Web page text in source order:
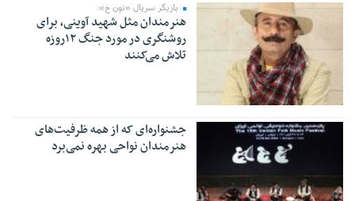
بازیگر سریال «نون خ»:
هنرمندان مثل شهید آوینی، برای
روشنگری در مورد جنگ ۱۲روزه
تلاش می‌کنند
جشنواره‌ای که از همه ظرفیت‌های
هنرمندان نواحی بهره نمی‌برد